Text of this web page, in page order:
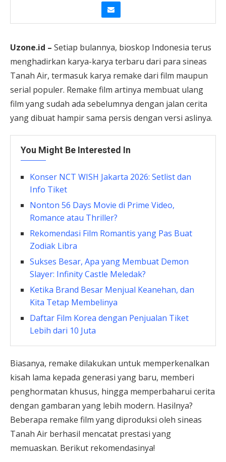
Uzone.id – Setiap bulannya, bioskop Indonesia terus
menghadirkan karya-karya terbaru dari para sineas
Tanah Air, termasuk karya remake dari film maupun
serial populer. Remake film artinya membuat ulang
film yang sudah ada sebelumnya dengan jalan cerita
yang dibuat hampir sama persis dengan versi aslinya.
You Might Be Interested In
Konser NCT WISH Jakarta 2026: Setlist dan
Info Tiket
Nonton 56 Days Movie di Prime Video,
Romance atau Thriller?
Rekomendasi Film Romantis yang Pas Buat
Zodiak Libra
Sukses Besar, Apa yang Membuat Demon
Slayer: Infinity Castle Meledak?
Ketika Brand Besar Menjual Keanehan, dan
Kita Tetap Membelinya
Daftar Film Korea dengan Penjualan Tiket
Lebih dari 10 Juta
Biasanya, remake dilakukan untuk memperkenalkan
kisah lama kepada generasi yang baru, memberi
penghormatan khusus, hingga memperbaharui cerita
dengan gambaran yang lebih modern. Hasilnya?
Beberapa remake film yang diproduksi oleh sineas
Tanah Air berhasil mencatat prestasi yang
memuaskan. Berikut rekomendasinya!